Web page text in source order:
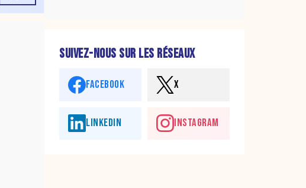
SUIVEZ-NOUS SUR LES RÉSEAUX
FACEBOOK X
LINKEDIN INSTAGRAM